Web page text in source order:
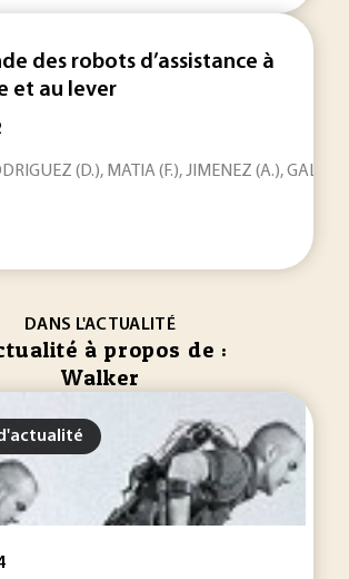
des robots d’assistance à
et au lever
(D.), MATIA (F.), JIMENEZ (A.),
DANS L'ACTUALITÉ
à propos de :
Walker